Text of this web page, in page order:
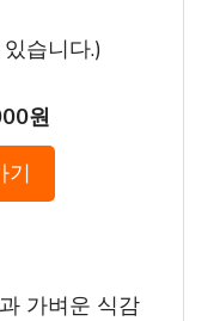
습니다.)
원
기
가벼운 식감